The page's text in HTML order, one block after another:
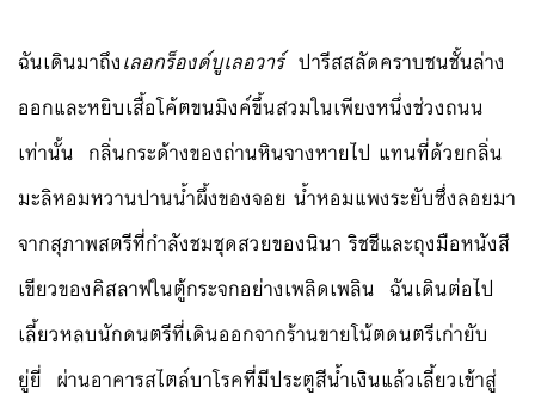
ฉันเดินมาถึงเลอกร็องด์บูเลอวาร์ปารีสสลัดคราบชนชั้นล่าง
ออกและหยิบเสื้อโค้ตขนมิงค์ขึ้นสวมในเพียงหนึ่งช่วงถนน
เท่านั้น กลิ่นกระด้างของถ่านหินจางหายไป แทนที่ด้วยกลิ่น
มะลิหอมหวานปานน้ำผึ้งของจอย น้ำหอมแพงระยับซึ่งลอยมา
จากสุภาพสตรีที่กำลังชมชุดสวยของนินา ริชชีและถุงมือหนังสี
เขียวของคิสลาฟในตู้กระจกอย่างเพลิดเพลิน ฉันเดินต่อไป
เลี้ยวหลบนักดนตรีที่เดินออกจากร้านขายโน้ตดนตรีเก่ายับ
ยู่ยี่ ผ่านอาคารสไตล์บาโรคที่มีประตูสีน้ำเงินแล้วเลี้ยวเข้าสู่